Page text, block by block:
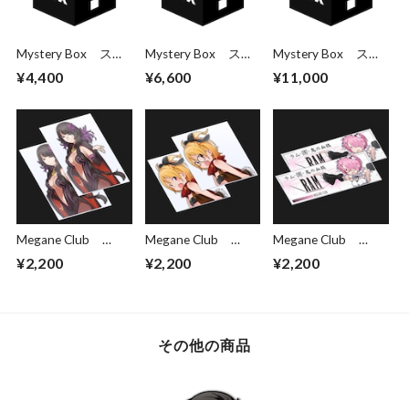
Mystery Box ステ
ッカー3枚パック
¥4,400
Mystery Box ステ
ッカー5枚パック
¥6,600
Mystery Box ステ
ッカー10枚パック
¥11,000
Megane Club
ELSA
¥2,200
Megane Club
FELT
¥2,200
Megane Club
RAM
¥2,200
その他の商品